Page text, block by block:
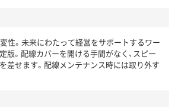
変性。未来にわたって経営をサポートするワー
版。配線カバーを開ける手間がなく、スピー
差せます。配線メンテナンス時には取り外す